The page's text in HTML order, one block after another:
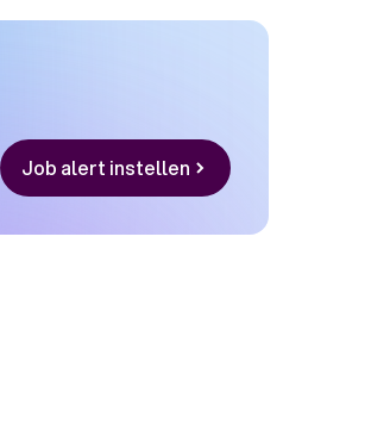
Job alert instellen